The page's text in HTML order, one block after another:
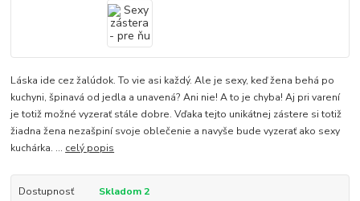
Láska ide cez žalúdok. To vie asi každý. Ale je sexy, keď žena behá po
kuchyni, špinavá od jedla a unavená? Ani nie! A to je chyba! Aj pri varení
je totiž možné vyzerať stále dobre. Vďaka tejto unikátnej zástere si totiž
žiadna žena nezašpiní svoje oblečenie a navyše bude vyzerať ako sexy
kuchárka. ... celý popis
Dostupnosť Skladom 2